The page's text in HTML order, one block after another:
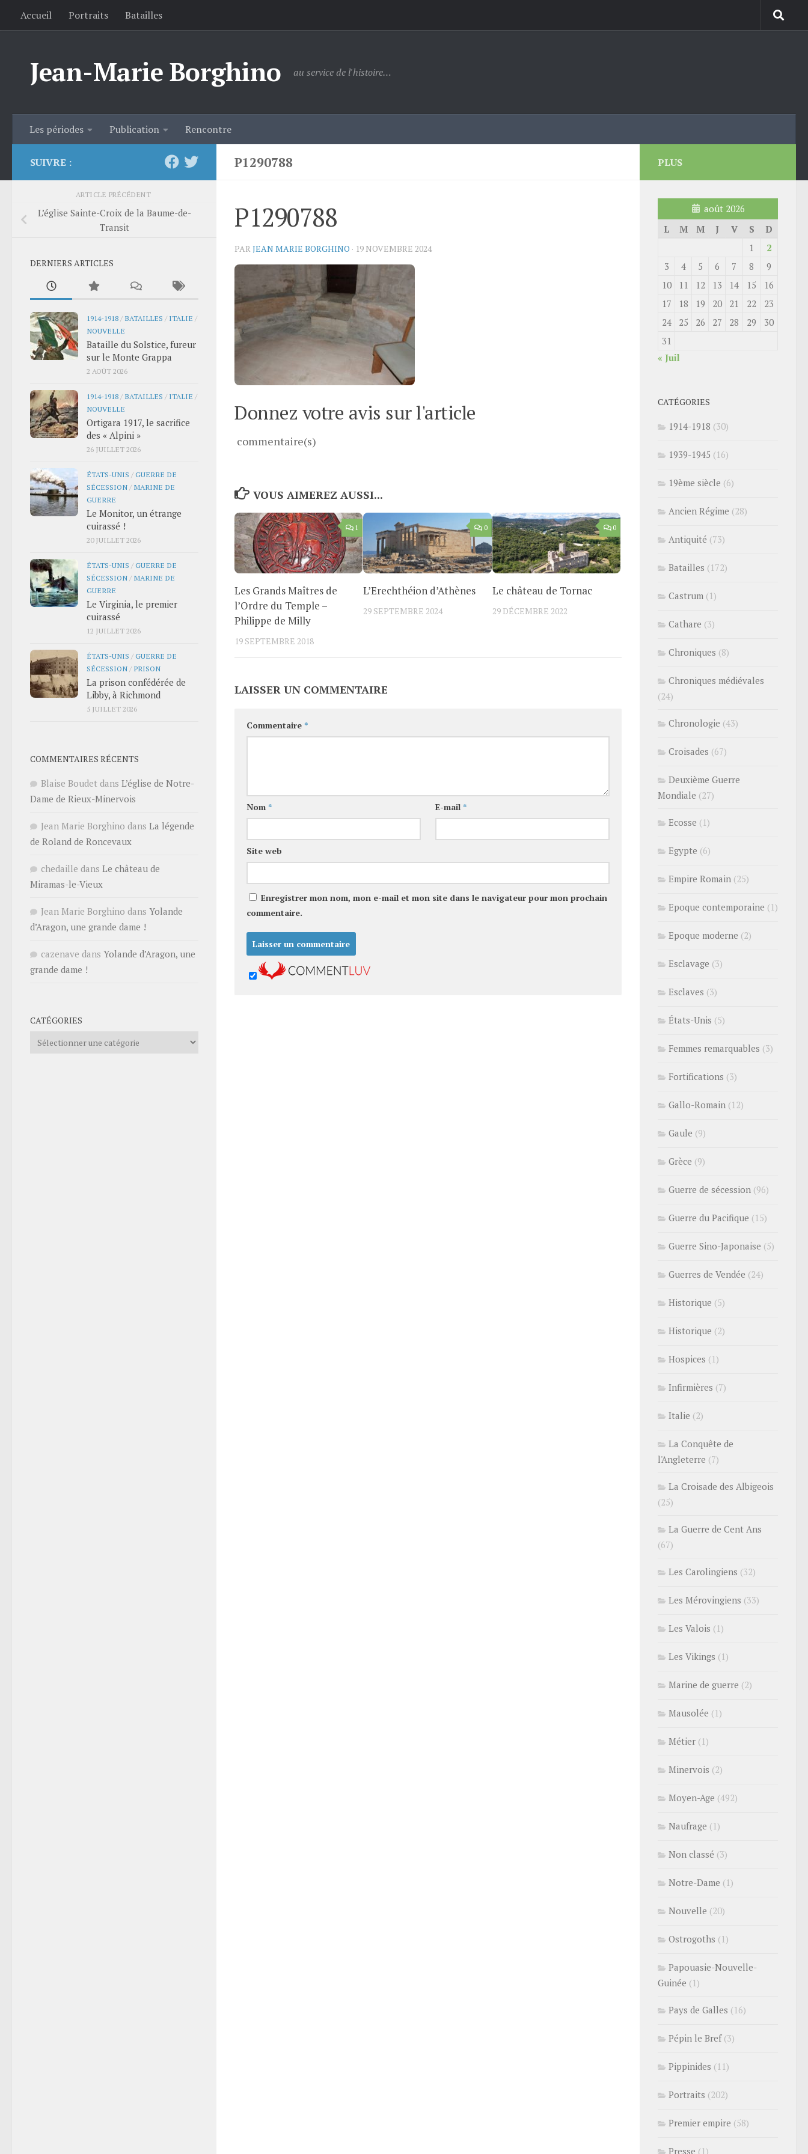
Skip to content
Accueil Portraits Batailles
Jean-Marie Borghino au service de l'histoire…
Les périodes Publication Rencontre
P1290788
P1290788
PAR JEAN MARIE BORGHINO · 19 NOVEMBRE 2024
Donnez votre avis sur l'article
commentaire(s)
VOUS AIMEREZ AUSSI...
1
Les Grands Maîtres de
l’Ordre du Temple –
Philippe de Milly
19 SEPTEMBRE 2018
0
L’Erechthéion d’Athènes
29 SEPTEMBRE 2024
0
Le château de Tornac
29 DÉCEMBRE 2022
LAISSER UN COMMENTAIRE
Commentaire *
Nom * E-mail *
Site web
Enregistrer mon nom, mon e-mail et mon site dans le navigateur pour mon prochain
commentaire.
SUIVRE :
ARTICLE PRÉCÉDENT
L’église Sainte-Croix de la Baume-de-
Transit
DERNIERS ARTICLES
1914-1918 / BATAILLES / ITALIE /
NOUVELLE
Bataille du Solstice, fureur
sur le Monte Grappa
2 AOÛT 2026
1914-1918 / BATAILLES / ITALIE /
NOUVELLE
Ortigara 1917, le sacrifice
des « Alpini »
26 JUILLET 2026
ÉTATS-UNIS /GUERRE DE
SÉCESSION / MARINE DE
GUERRE
Le Monitor, un étrange
cuirassé !
20 JUILLET 2026
ÉTATS-UNIS /GUERRE DE
SÉCESSION / MARINE DE
GUERRE
Le Virginia, le premier
cuirassé
12 JUILLET 2026
ÉTATS-UNIS /GUERRE DE
SÉCESSION / PRISON
La prison confédérée de
Libby, à Richmond
5 JUILLET 2026
COMMENTAIRES RÉCENTS
Blaise Boudet dans L’église de Notre-
Dame de Rieux-Minervois
Jean Marie Borghino dans La légende
de Roland de Roncevaux
chedaille dans Le château de
Miramas-le-Vieux
Jean Marie Borghino dans Yolande
d’Aragon, une grande dame !
cazenave dans Yolande d’Aragon, une
grande dame !
CATÉGORIES
Catégories
PLUS
août 2026
L
M M J V S
D
1
2
3
4 5 6 7 8
9
10
11 12 13 14 15
16
17
18 19 20 21 22
23
24
25 26 27 28 29
30
31
« Juil
CATÉGORIES
1914-1918 (30)
1939-1945 (16)
19ème siècle (6)
Ancien Régime (28)
Antiquité (73)
Batailles (172)
Castrum (1)
Cathare (3)
Chroniques (8)
Chroniques médiévales
(24)
Chronologie (43)
Croisades (67)
Deuxième Guerre
Mondiale (27)
Ecosse (1)
Egypte (6)
Empire Romain (25)
Epoque contemporaine (1)
Epoque moderne (2)
Esclavage (3)
Esclaves (3)
États-Unis (5)
Femmes remarquables (3)
Fortifications (3)
Gallo-Romain (12)
Gaule (9)
Grèce (9)
Guerre de sécession (96)
Guerre du Pacifique (15)
Guerre Sino-Japonaise (5)
Guerres de Vendée (24)
Historique (5)
Historique (2)
Hospices (1)
Infirmières (7)
Italie (2)
La Conquête de
l'Angleterre (7)
La Croisade des Albigeois
(25)
La Guerre de Cent Ans
(67)
Les Carolingiens (32)
Les Mérovingiens (33)
Les Valois (1)
Les Vikings (1)
Marine de guerre (2)
Mausolée (1)
Métier (1)
Minervois (2)
Moyen-Age (492)
Naufrage (1)
Non classé (3)
Notre-Dame (1)
Nouvelle (20)
Ostrogoths (1)
Papouasie-Nouvelle-
Guinée (1)
Pays de Galles (16)
Pépin le Bref(3)
Pippinides (11)
Portraits (202)
Premier empire (58)
Presse (1)